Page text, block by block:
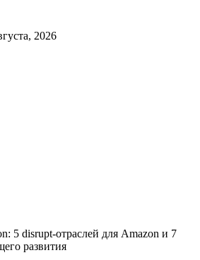
2026
5 disrupt-отраслей для Amazon и 7
развития